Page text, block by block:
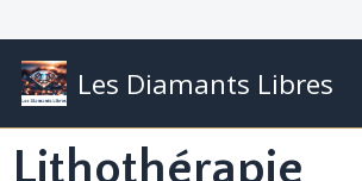
Les Diamants Libres
Lithothérapie